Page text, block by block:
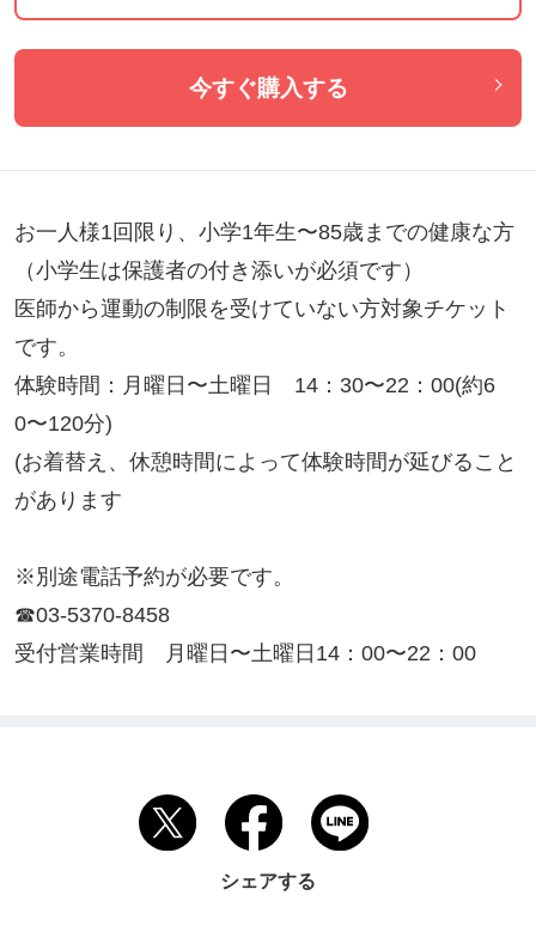
今すぐ購入する
お一人様1回限り、小学1年生〜85歳までの健康な方
（小学生は保護者の付き添いが必須です）
医師から運動の制限を受けていない方対象チケット
です。
体験時間：月曜日〜土曜日　14：30〜22：00(約6
0〜120分)
(お着替え、休憩時間によって体験時間が延びること
があります
※別途電話予約が必要です。
☎03-5370-8458
受付営業時間　月曜日〜土曜日14：00〜22：00
シェアする